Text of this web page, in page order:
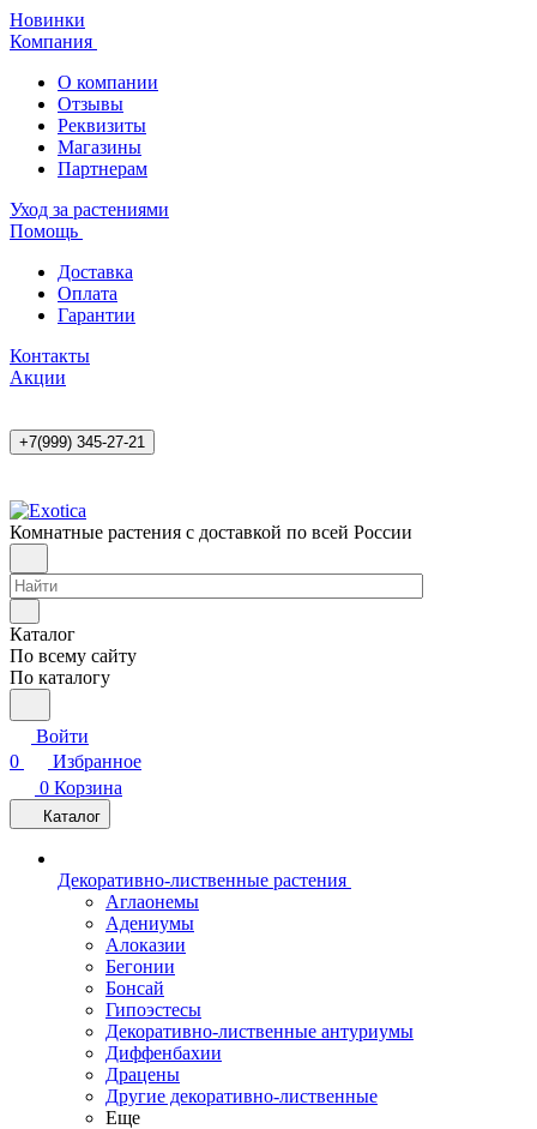
Новинки
Компания
О компании
Отзывы
Реквизиты
Магазины
Партнерам
Уход за растениями
Помощь
Доставка
Оплата
Гарантии
Контакты
Акции
+7(999) 345-27-21
Комнатные растения с доставкой по всей России
Каталог
По всему сайту
По каталогу
Войти
0
Избранное
0 Корзина
Каталог
Декоративно-лиственные растения
Аглаонемы
Адениумы
Алоказии
Бегонии
Бонсай
Гипоэстесы
Декоративно-лиственные антуриумы
Диффенбахии
Драцены
Другие декоративно-лиственные
Еще